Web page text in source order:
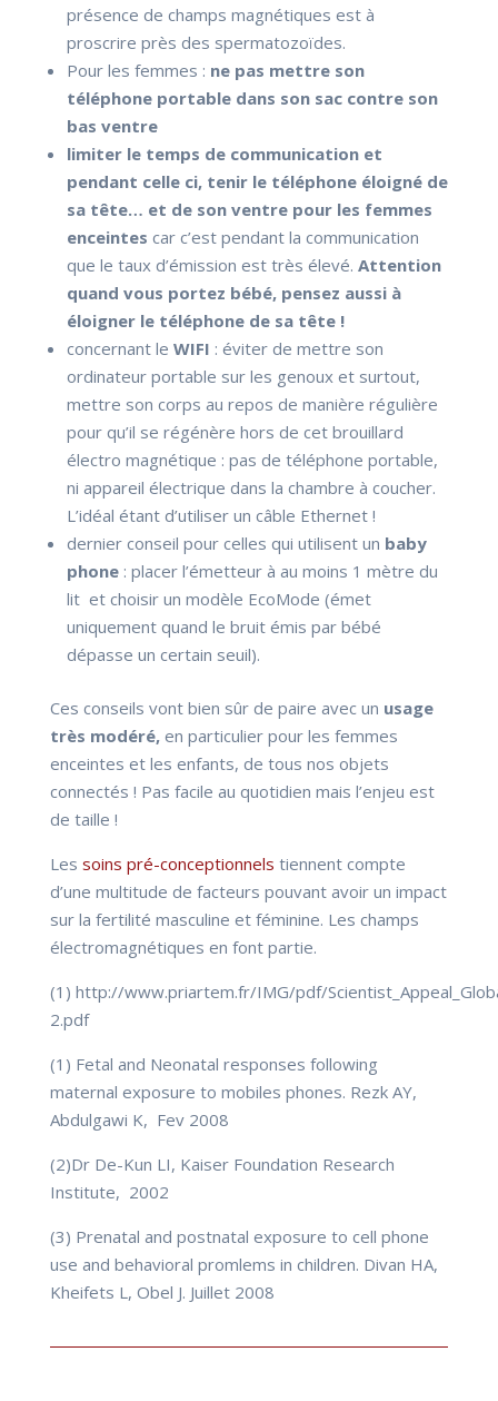
présence de champs magnétiques est à
proscrire près des spermatozoïdes.
Pour les femmes : ne pas mettre son
téléphone portable dans son sac contre son
bas ventre
limiter le temps de communication et
pendant celle ci, tenir le téléphone éloigné de
sa tête… et de son ventre pour les femmes
enceintes car c’est pendant la communication
que le taux d’émission est très élevé. Attention
quand vous portez bébé, pensez aussi à
éloigner le téléphone de sa tête !
concernant le WIFI : éviter de mettre son
ordinateur portable sur les genoux et surtout,
mettre son corps au repos de manière régulière
pour qu’il se régénère hors de cet brouillard
électro magnétique : pas de téléphone portable,
ni appareil électrique dans la chambre à coucher.
L’idéal étant d’utiliser un câble Ethernet !
dernier conseil pour celles qui utilisent un baby
phone: placer l’émetteur à au moins 1 mètre du
lit et choisir un modèle EcoMode (émet
uniquement quand le bruit émis par bébé
dépasse un certain seuil).
Ces conseils vont bien sûr de paire avec un usage
très modéré,en particulier pour les femmes
enceintes et les enfants, de tous nos objets
connectés ! Pas facile au quotidien mais l’enjeu est
de taille !
Les soins pré-conceptionnels tiennent compte
d’une multitude de facteurs pouvant avoir un impact
sur la fertilité masculine et féminine. Les champs
électromagnétiques en font partie.
(1) http://www.priartem.fr/IMG/pdf/
2.pdf
(1) Fetal and Neonatal responses following
maternal exposure to mobiles phones. Rezk AY,
Abdulgawi K, Fev 2008
(2)Dr De-Kun LI, Kaiser Foundation Research
Institute, 2002
(3) Prenatal and postnatal exposure to cell phone
use and behavioral promlems in children. Divan HA,
Kheifets L, Obel J. Juillet 2008